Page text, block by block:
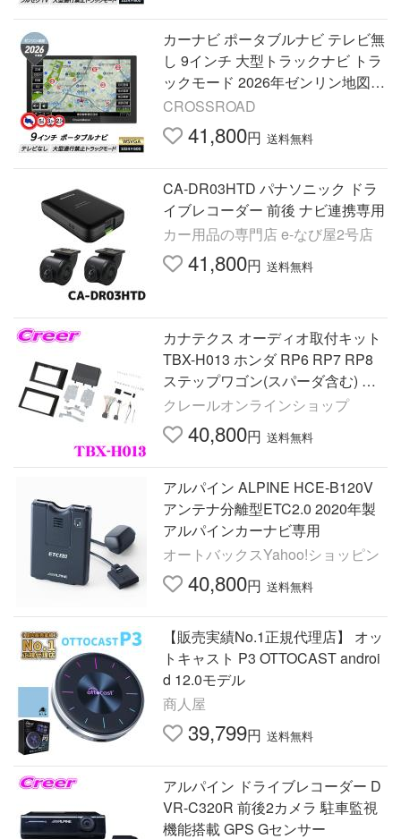
カーナビ ポータブルナビ テレビ無
し 9インチ 大型トラックナビ トラ
ックモード 2026年ゼンリン地図
後付け 2画面分割表示 みちびき P
N0909BTP DreamMaker
CROSSROAD
41,800円 送料無料
CA-DR03HTD パナソニック ドラ
イブレコーダー 前後 ナビ連携専用
カー用品の専門店 e-なび屋2号店
41,800円 送料無料
カナテクス オーディオ取付キット
TBX-H013 ホンダ RP6 RP7 RP8
ステップワゴン(スパーダ含む) オ
ーディオレス車用
クレールオンラインショップ
40,800円 送料無料
アルパイン ALPINE HCE-B120V
アンテナ分離型ETC2.0 2020年製
アルパインカーナビ専用
オートバックスYahoo!ショッピン
40,800円 送料無料
【販売実績No.1正規代理店】 オッ
トキャスト P3 OTTOCAST androi
d 12.0モデル
商人屋
39,799円 送料無料
アルパイン ドライブレコーダー D
VR-C320R 前後2カメラ 駐車監視
機能搭載 GPS Gセンサー